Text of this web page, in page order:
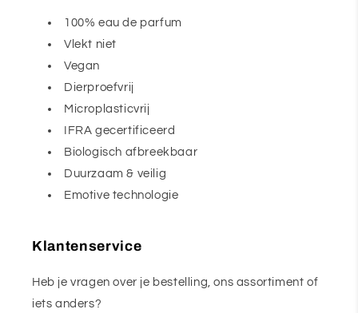
100% eau de parfum
Vlekt niet
Vegan
Dierproefvrij
Microplasticvrij
IFRA gecertificeerd
Biologisch afbreekbaar
Duurzaam & veilig
Emotive technologie
Klantenservice
Heb je vragen over je bestelling, ons assortiment of
iets anders?